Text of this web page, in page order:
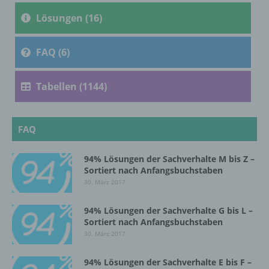
Lösungen (16)
FAQ (6)
Tabellen (1144)
FAQ
94% Lösungen der Sachverhalte M bis Z –
Sortiert nach Anfangsbuchstaben
30. März 2017
94% Lösungen der Sachverhalte G bis L –
Sortiert nach Anfangsbuchstaben
30. März 2017
94% Lösungen der Sachverhalte E bis F –
c) Verarbeitung
Vorgang oder jede solche Vorgangsreihe im
Zusammenhang mit personenbezogenen
Organisation, das Ordnen, die Speicherung,
die Anpassung oder Veränderung, das
Auslesen, das Abfragen, die Verwendung,
Verbreitung oder eine andere Form der
Bereitstellung, den Abgleich oder die
Verknüpfung, die Einschränkung, das
Löschen oder die Vernichtung.
d) Einschränkung der Verarbeitung
Einschränkung der Verarbeitung ist die
Markierung gespeicherter